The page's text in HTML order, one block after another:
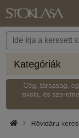
Kategóriák
Cég, társaság,
iskola, és
Rövidáru